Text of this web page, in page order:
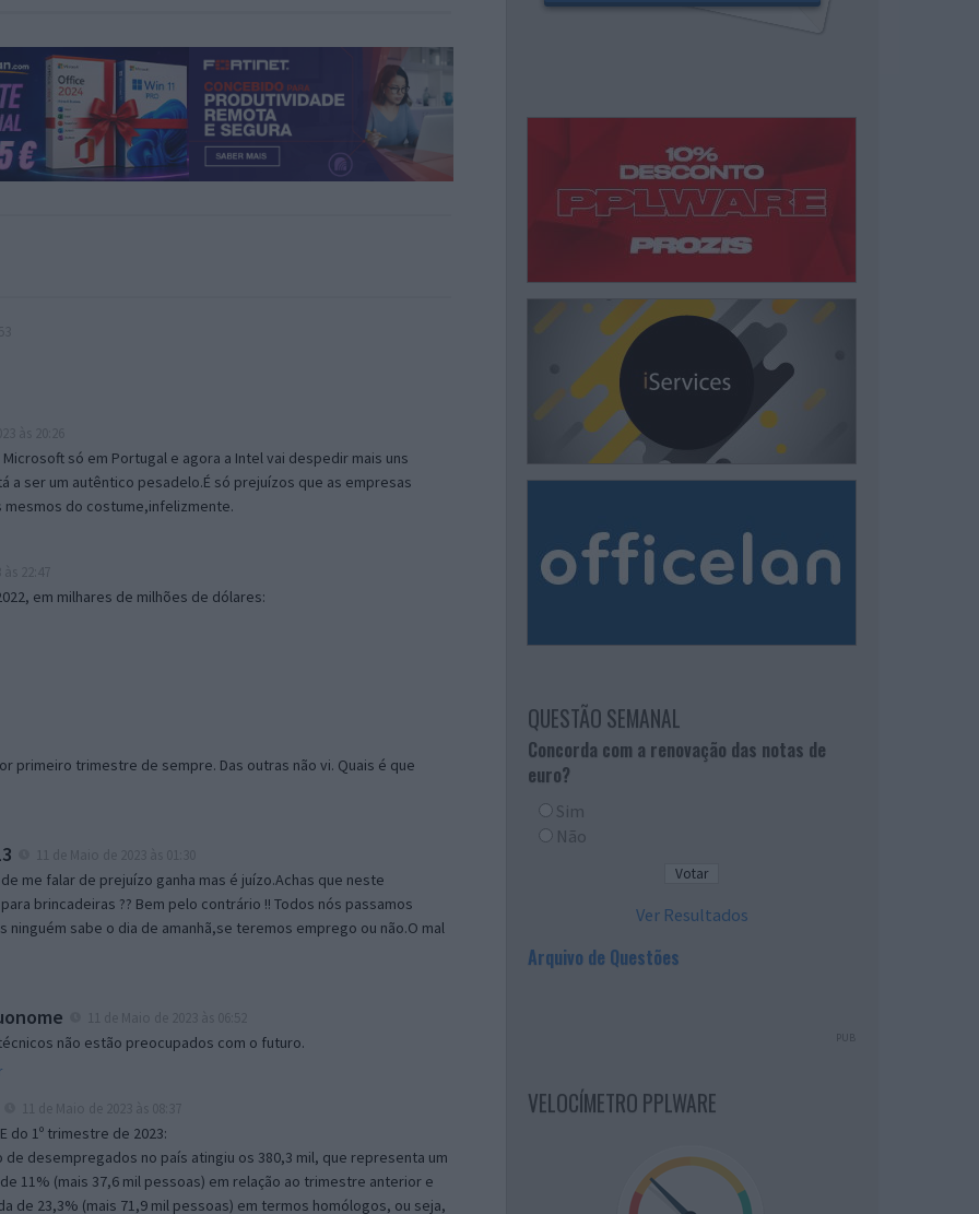
só em Portugal e agora a Intel vai despedir mais uns
a ser um autêntico pesadelo.É só prejuízos que as empresas
do costume,infelizmente.
em milhares de milhões de dólares:
primeiro trimestre de sempre. Das outras não vi. Quais é que
de me falar de prejuízo ganha mas é juízo.Achas que neste
brincadeiras ?? Bem pelo contrário !! Todos nós passamos
ninguém sabe o dia de amanhã,se teremos emprego ou não.O mal
não estão preocupados com o futuro.
do 1º trimestre de 2023:
de desempregados no país atingiu os 380,3 mil, que representa um
11% (mais 37,6 mil pessoas) em relação ao trimestre anterior e
de 23,3% (mais 71,9 mil pessoas) em termos homólogos, ou seja,
QUESTÃO SEMANAL
Concorda com a renovação das notas de
euro?
Sim
Não
Ver Resultados
Arquivo de Questões
PUB
VELOCÍMETRO PPLWARE